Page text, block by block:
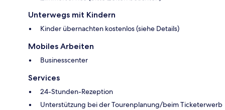
Unterwegs mit Kindern
Kinder übernachten kostenlos (siehe Details)
Mobiles Arbeiten
Businesscenter
Services
24-Stunden-Rezeption
Unterstützung bei der Tourenplanung/beim Ticketerwerb